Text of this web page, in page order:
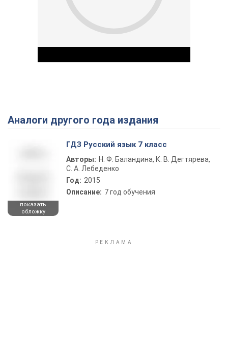
Play Video
Аналоги другого года издания
показать
обложку
ГДЗ Русский язык 7 класс
Авторы: Н. Ф. Баландина, К. В. Дегтярева,
С. А. Лебеденко
Год: 2015
Описание: 7 год обучения